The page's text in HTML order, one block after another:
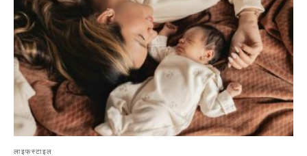
लाइफस्टाइल